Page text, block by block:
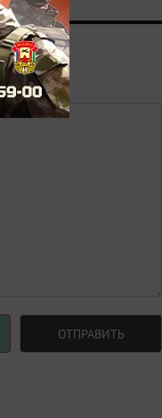
ОТПРАВИТЬ